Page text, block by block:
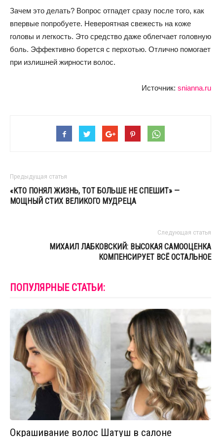
Зачем это делать? Вопрос отпадет сразу после того, как
впервые попробуете. Невероятная свежесть на коже
головы и легкость. Это средство даже облегчает головную
боль. Эффективно борется с перхотью. Отлично помогает
при излишней жирности волос.
Источник: snianna.ru
Предыдущая статья
«КТО ПОНЯЛ ЖИЗНЬ, ТОТ БОЛЬШЕ НЕ СПЕШИТ» —
МОЩНЫЙ СТИХ ВЕЛИКОГО МУДРЕЦА
Следующая статья
МИХАИЛ ЛАБКОВСКИЙ: ВЫСОКАЯ САМООЦЕНКА
КОМПЕНСИРУЕТ ВСЁ ОСТАЛЬНОЕ
ПОПУЛЯРНЫЕ СТАТЬИ:
Окрашивание волос Шатуш в салоне